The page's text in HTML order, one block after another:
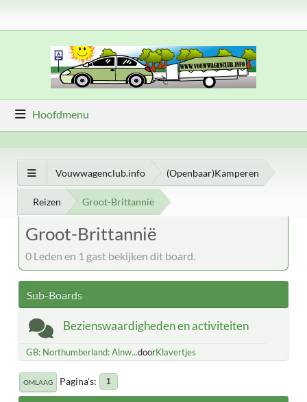
Hoofdmenu
Vouwwagenclub.info (Openbaar)Kamperen
Reizen Groot-Brittannië
Groot-Brittannië
0 Leden en 1 gast bekijken dit board.
Sub-Boards
Bezienswaardigheden en activiteiten
GB: Northumberland: Alnw...doorKlavertjes
OMLAAG Pagina's 1